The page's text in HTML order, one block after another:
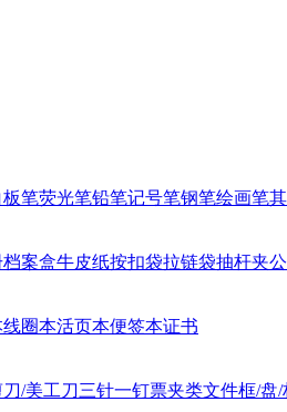
板笔荧光笔铅笔记号笔钢笔绘画笔
档案盒牛皮纸按扣袋拉链袋抽杆夹
线圈本活页本便签本证书
刀/美工刀三针一钉票夹类文件框/盘/